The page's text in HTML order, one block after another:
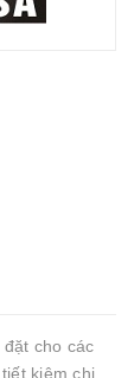
cho các
kiệm chi